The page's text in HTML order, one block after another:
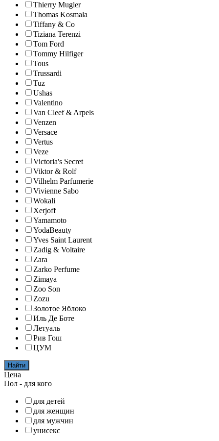
Thierry Mugler
Thomas Kosmala
Tiffany & Co
Tiziana Terenzi
Tom Ford
Tommy Hilfiger
Tous
Trussardi
Tuz
Ushas
Valentino
Van Cleef & Arpels
Venzen
Versace
Vertus
Veze
Victoria's Secret
Viktor & Rolf
Vilhelm Parfumerie
Vivienne Sabo
Wokali
Xerjoff
Yamamoto
YodaBeauty
Yves Saint Laurent
Zadig & Voltaire
Zara
Zarko Perfume
Zimaya
Zoo Son
Zozu
Золотое Яблоко
Иль Де Боте
Летуаль
Рив Гош
ЦУМ
Найти
Цена
Пол - для кого
для детей
для женщин
для мужчин
унисекс